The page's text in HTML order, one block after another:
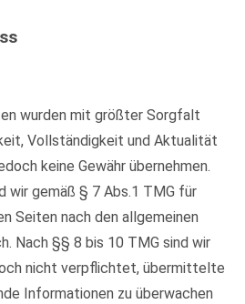
wurden mit größter Sorgfalt
Vollständigkeit und Aktualität
keine Gewähr übernehmen.
wir gemäß § 7 Abs.1 TMG für
Seiten nach den allgemeinen
Nach §§ 8 bis 10 TMG sind wir
nicht verpflichtet, übermittelte
Informationen zu überwachen